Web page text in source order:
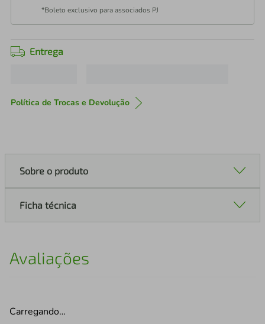
*Boleto exclusivo para associados PJ
Entrega
Política de Trocas e Devolução
Sobre o produto
Ficha técnica
Avaliações
Carregando…